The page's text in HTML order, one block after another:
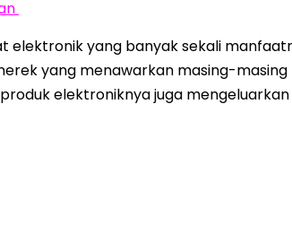
yang banyak sekali
yang menawarkan masing-
elektroniknya juga mengeluarkan